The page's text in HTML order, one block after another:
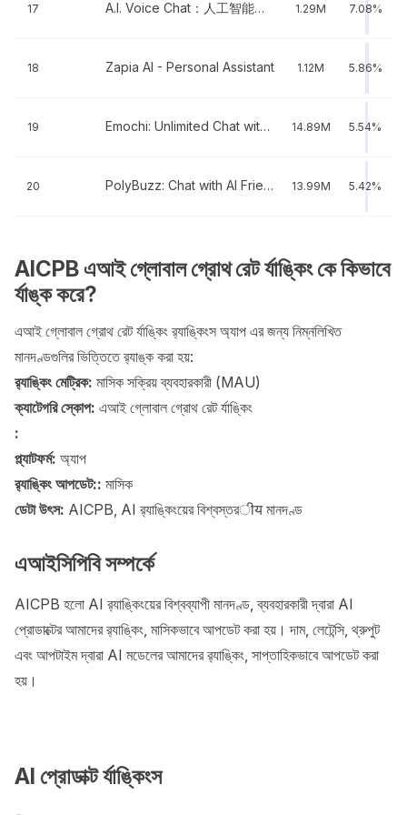
17 A.I. Voice Chat：人工智能中文语音聊天 1.29M 7.08%
18 Zapia AI - Personal Assistant 1.12M 5.86%
19 Emochi: Unlimited Chat with AI 14.89M 5.54%
20 PolyBuzz: Chat with AI Friends 13.99M 5.42%
AICPB এআই গ্লোবাল গ্রোথ রেট র্যাঙ্কিং কে কিভাবে
র্যাঙ্ক করে?
এআই গ্লোবাল গ্রোথ রেট র্যাঙ্কিং র‍্যাঙ্কিংস অ্যাপ এর জন্য নিম্নলিখিত
মানদণ্ডগুলির ভিত্তিতে র‍্যাঙ্ক করা হয়:
র‍্যাঙ্কিং মেট্রিক: মাসিক সক্রিয় ব্যবহারকারী (MAU)
ক্যাটেগরি স্কোপ: এআই গ্লোবাল গ্রোথ রেট র্যাঙ্কিং
:
প্ল্যাটফর্ম: অ্যাপ
র‍্যাঙ্কিং আপডেট:: মাসিক
ডেটা উৎস: AICPB, AI র‍্যাঙ্কিংয়ের বিশ্বস্তরीय মানদণ্ড
এআইসিপিবি সম্পর্কে
AICPB হলো AI র‍্যাঙ্কিংয়ের বিশ্বব্যাপী মানদণ্ড, ব্যবহারকারী দ্বারা AI
প্রোডাক্টের আমাদের র‍্যাঙ্কিং, মাসিকভাবে আপডেট করা হয়। দাম, লেটেন্সি, থ্রুপুট
এবং আপটাইম দ্বারা AI মডেলের আমাদের র‍্যাঙ্কিং, সাপ্তাহিকভাবে আপডেট করা
হয়।
AI প্রোডাক্ট র্যাঙ্কিংস